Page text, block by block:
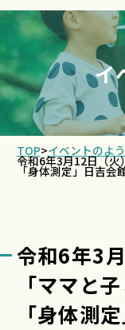
イ
TOP>イベントのよ
令和6年3月12日（火
「身体測定」日吉会
令和6年3
「ママと
「身体測